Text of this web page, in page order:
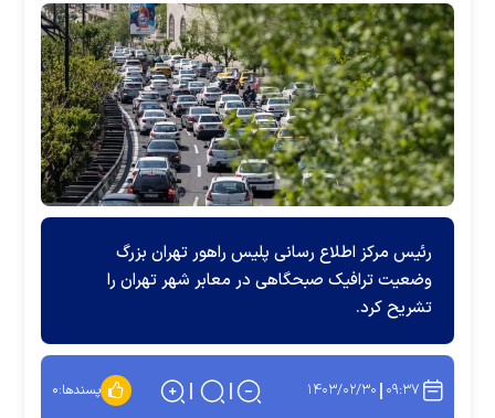
رئیس مرکز اطلاع رسانی پلیس راهور تهران بزرگ
وضعیت ترافیک صبحگاهی در معابر شهر تهران را
تشریح کرد.
۰۹:۳۷ ۱۴۰۳/۰۲/۳۰ پسندها:۰